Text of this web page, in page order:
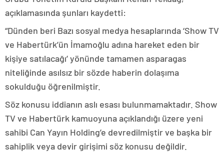
açıklamasında şunları kaydetti:
“Dünden beri Bazı sosyal medya hesaplarında ‘Show TV
ve Habertürk’ün İmamoğlu adına hareket eden bir
kişiye satılacağı’ yönünde tamamen asparagas
niteliğinde asılsız bir sözde haberin dolaşıma
sokulduğu öğrenilmiştir.
Söz konusu iddianın aslı esası bulunmamaktadır. Show
TV ve Habertürk kamuoyuna açıklandığı üzere yeni
sahibi Can Yayın Holding’e devredilmiştir ve başka bir
sahiplik veya devir girişimi söz konusu değildir.